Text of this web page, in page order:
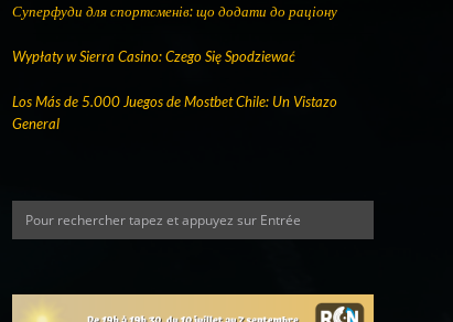
Суперфуди для спортсменів: що додати до раціону
Wypłaty w Sierra Casino: Czego Się Spodziewać
Los Más de 5.000 Juegos de Mostbet Chile: Un Vistazo
General